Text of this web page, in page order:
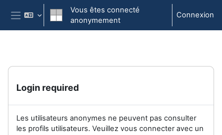
Passer au contenu principal
Panneau latéral
Vous êtes connecté
anonymement
Connexion
Login required
Les utilisateurs anonymes ne peuvent pas consulter
les profils utilisateurs. Veuillez vous connecter avec un